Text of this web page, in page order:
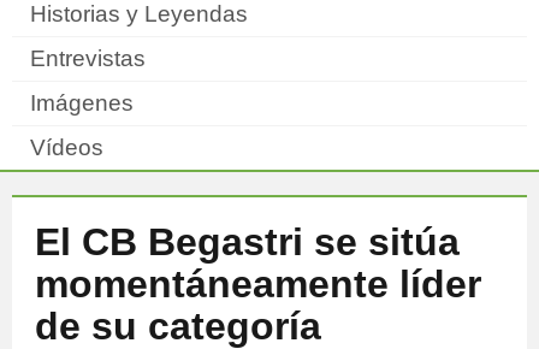
Historias y Leyendas
Entrevistas
Imágenes
Vídeos
El CB Begastri se sitúa
momentáneamente líder
de su categoría